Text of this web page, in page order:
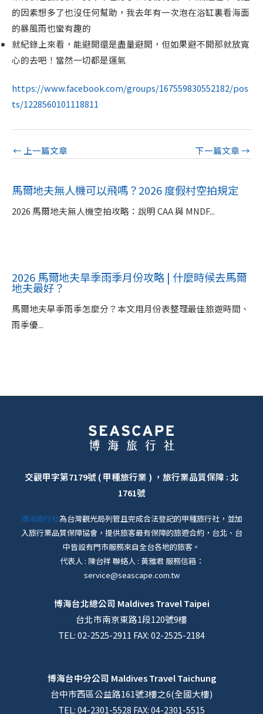
的因素想多了也沒任何幫助，我去年有一次泡在浴缸裏看海面
的暴風雨也蠻有趣的
就紀錄上來看，能避開還是盡量避開，但如果避不開那就放寬
心的去吧！當然一切都是運氣
https://www.facebook.com/groups/167559830552182/pos
ts/1228560101118811
← 上一篇文章 下一篇文章→
馬爾地夫無人機可以飛嗎？2026 度假村空拍規定
2026 馬爾地夫無人機空拍攻略：說明 CAA 與 MNDF...
2026 馬爾地夫旱季雨季月份攻略 | 什麼時候去馬爾
地夫最好？
馬爾地夫旱季雨季怎麼分？本文用月份表整理最佳旅遊時間、
雨季優...
交觀甲字第7179號 ( 甲種旅行業 ) ，旅行業品質保障 : 北
1761號
博海旅行社為台灣觀光局列管且完成合法登記的甲種旅行社，並加
入旅行業品質保障協會，提供旅客最有保障的旅遊合約，台北、台
中皆設有門市服務來自全台各地的旅客。
代表人 : 陳台祥 聯絡人 : 黃雅君 服務信箱：
service@seascape.com.tw
博海台北總公司 Maldives Travel Taipei
台北市南京東路1段120號9樓
TEL: 02-2525-2911 FAX: 02-2525-2184
博海台中分公司 Maldives Travel Taichung
台中市西區公益路161號3樓之6(全國大樓)
TEL: 04-2301-5528 FAX: 04-2301-5515